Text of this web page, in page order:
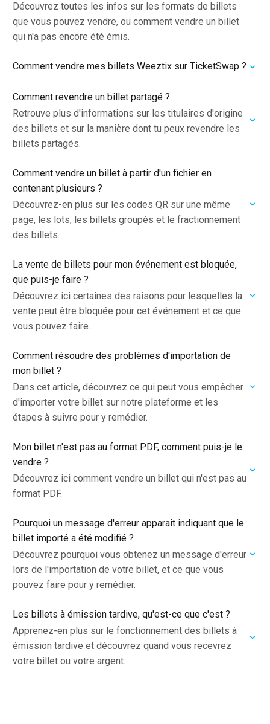
Découvrez toutes les infos sur les formats de billets
que vous pouvez vendre, ou comment vendre un billet
qui n'a pas encore été émis.
Comment vendre mes billets Weeztix sur TicketSwap ?
Comment revendre un billet partagé ?
Retrouve plus d'informations sur les titulaires d'origine
des billets et sur la manière dont tu peux revendre les
billets partagés.
Comment vendre un billet à partir d'un fichier en
contenant plusieurs ?
Découvrez-en plus sur les codes QR sur une même
page, les lots, les billets groupés et le fractionnement
des billets.
La vente de billets pour mon événement est bloquée,
que puis-je faire ?
Découvrez ici certaines des raisons pour lesquelles la
vente peut être bloquée pour cet événement et ce que
vous pouvez faire.
Comment résoudre des problèmes d'importation de
mon billet ?
Dans cet article, découvrez ce qui peut vous empêcher
d'importer votre billet sur notre plateforme et les
étapes à suivre pour y remédier.
Mon billet n'est pas au format PDF, comment puis-je le
vendre ?
Découvrez ici comment vendre un billet qui n'est pas au
format PDF.
Pourquoi un message d'erreur apparaît indiquant que le
billet importé a été modifié ?
Découvrez pourquoi vous obtenez un message d'erreur
lors de l'importation de votre billet, et ce que vous
pouvez faire pour y remédier.
Les billets à émission tardive, qu'est-ce que c'est ?
Apprenez-en plus sur le fonctionnement des billets à
émission tardive et découvrez quand vous recevrez
votre billet ou votre argent.